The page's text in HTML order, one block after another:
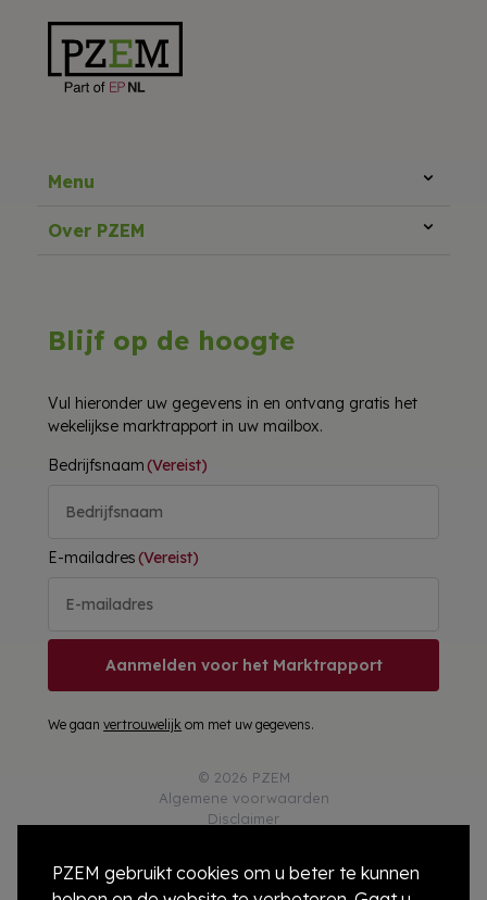
PZEM gebruikt cookies om u beter te kunnen
Menu
Over PZEM
Blijf op de hoogte
Vul hieronder uw gegevens in en ontvang gratis het
wekelijkse marktrapport in uw mailbox.
Bedrijfsnaam(Vereist)
E-mailadres(Vereist)
Aanmelden voor het Marktrapport
We gaanvertrouwelijk om met uw gegevens.
© 2026 PZEM
Algemene voorwaarden
Disclaimer
Cookies